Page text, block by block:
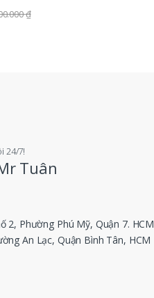
₫
24/7!
Tuân
2, Phường Phú Mỹ, Quận 7. HCM
An Lạc, Quận Bình Tân, HCM